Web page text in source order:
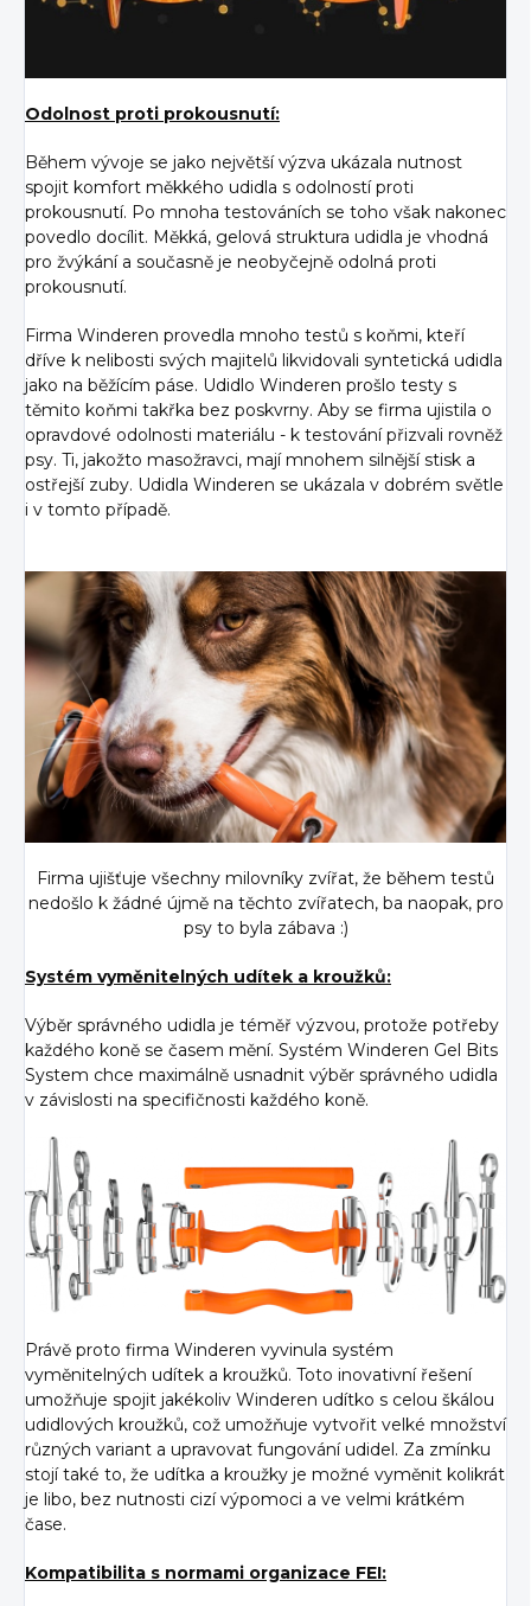
Odolnost proti prokousnutí:
Během vývoje se jako největší výzva ukázala nutnost
spojit komfort měkkého udidla s odolností proti
prokousnutí. Po mnoha testováních se toho však nakonec
povedlo docílit. Měkká, gelová struktura udidla je vhodná
pro žvýkání a současně je neobyčejně odolná proti
prokousnutí.
Firma Winderen provedla mnoho testů s koňmi, kteří
dříve k nelibosti svých majitelů likvidovali syntetická udidla
jako na běžícím páse. Udidlo Winderen prošlo testy s
těmito koňmi takřka bez poskvrny. Aby se firma ujistila o
opravdové odolnosti materiálu - k testování přizvali rovněž
psy. Ti, jakožto masožravci, mají mnohem silnější stisk a
ostřejší zuby. Udidla Winderen se ukázala v dobrém světle
i v tomto případě.
Firma ujišťuje všechny milovníky zvířat, že během testů
nedošlo k žádné újmě na těchto zvířatech, ba naopak, pro
psy to byla zábava :)
Systém vyměnitelných udítek a kroužků:
Výběr správného udidla je téměř výzvou, protože potřeby
každého koně se časem mění. Systém Winderen Gel Bits
System chce maximálně usnadnit výběr správného udidla
v závislosti na specifičnosti každého koně.
Právě proto firma Winderen vyvinula systém
vyměnitelných udítek a kroužků. Toto inovativní řešení
umožňuje spojit jakékoliv Winderen udítko s celou škálou
udidlových kroužků, což umožňuje vytvořit velké množství
různých variant a upravovat fungování udidel. Za zmínku
stojí také to, že udítka a kroužky je možné vyměnit kolikrát
je libo, bez nutnosti cizí výpomoci a ve velmi krátkém
čase.
Kompatibilita s normami organizace FEI: